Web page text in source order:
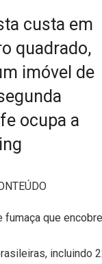
custa em
quadrado,
imóvel de
ocupa a
incluindo